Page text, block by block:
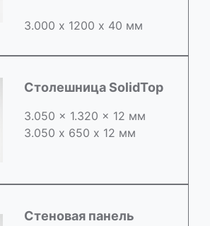
3.000 х 1200 х 40 мм
Столешница SolidTop
3.050 x 1.320 x 12 мм
3.050 х 650 х 12 мм
Стеновая панель